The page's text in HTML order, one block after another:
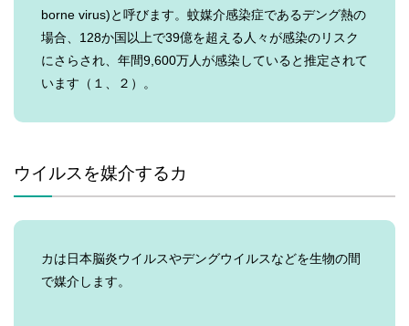
borne virus)と呼びます。蚊媒介感染症であるデング熱の
場合、128か国以上で39億を超える人々が感染のリスク
にさらされ、年間9,600万人が感染していると推定されて
います（１、２）。
ウイルスを媒介するカ
カは日本脳炎ウイルスやデングウイルスなどを生物の間
で媒介します。